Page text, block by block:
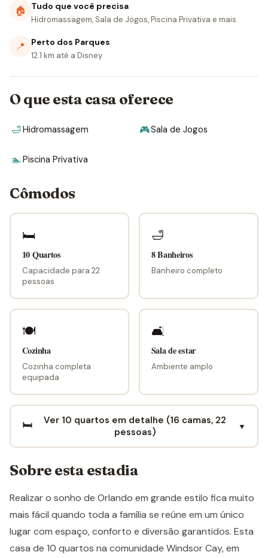
🏠 Tudo que você precisa
Hidromassagem, Sala de Jogos, Piscina Privativa e mais
📍 Perto dos Parques
12.1 km até a Disney
O que esta casa oferece
🛁 Hidromassagem 🎮Sala de Jogos
🏊Piscina Privativa
Cômodos
🛏
10 Quartos
Capacidade para 22
pessoas
🛁
8 Banheiros
Banheiro completo
🍽
Cozinha
Cozinha completa
equipada
🛋
Sala de estar
Ambiente amplo
🛏️
Ver 10 quartos em detalhe (16 camas, 22
pessoas)
▼
Sobre esta estadia
Realizar o sonho de Orlando em grande estilo fica muito
mais fácil quando toda a família se reúne em um único
lugar com espaço, conforto e diversão garantidos. Esta
casa de 10 quartos na comunidade Windsor Cay, em